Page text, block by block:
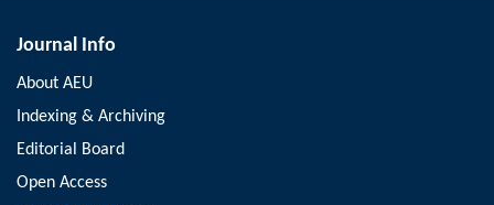
Journal Info
About AEU
Indexing & Archiving
Editorial Board
Open Access